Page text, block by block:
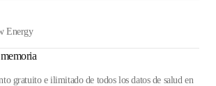
Energy
gratuito e ilimitado de todos los datos de salud en